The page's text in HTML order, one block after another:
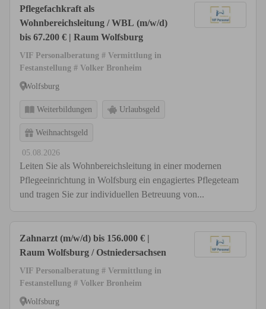
Pflegefachkraft als
Wohnbereichsleitung / WBL (m/w/d)
bis 67.200 € | Raum Wolfsburg
VIF Personalberatung # Vermittlung in
Festanstellung # Volker Bronheim
Wolfsburg
Weiterbildungen Urlaubsgeld
Weihnachtsgeld
05.08.2026
Leiten Sie als Wohnbereichsleitung in einer modernen
Pflegeeinrichtung in Wolfsburg ein engagiertes Pflegeteam
und tragen Sie zur individuellen Betreuung von...
Zahnarzt (m/w/d) bis 156.000 € |
Raum Wolfsburg / Ostniedersachsen
VIF Personalberatung # Vermittlung in
Festanstellung # Volker Bronheim
Wolfsburg